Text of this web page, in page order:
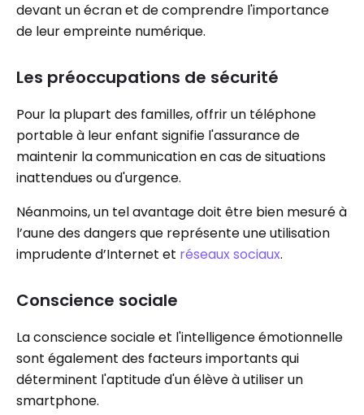
devant un écran et de comprendre l'importance
de leur empreinte numérique.
Les préoccupations de sécurité
Pour la plupart des familles, offrir un téléphone
portable à leur enfant signifie l'assurance de
maintenir la communication en cas de situations
inattendues ou d'urgence.
Néanmoins, un tel avantage doit être bien mesuré à
l’aune des dangers que représente une utilisation
imprudente d’Internet et réseaux sociaux.
Conscience sociale
La conscience sociale et l'intelligence émotionnelle
sont également des facteurs importants qui
déterminent l'aptitude d'un élève à utiliser un
smartphone.